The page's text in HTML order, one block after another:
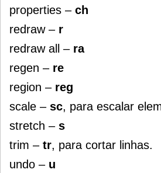
properties – ch
redraw – r
redraw all – ra
regen – re
region – reg
scale – sc, para escalar
stretch – s
trim – tr, para cortar linhas.
undo – u